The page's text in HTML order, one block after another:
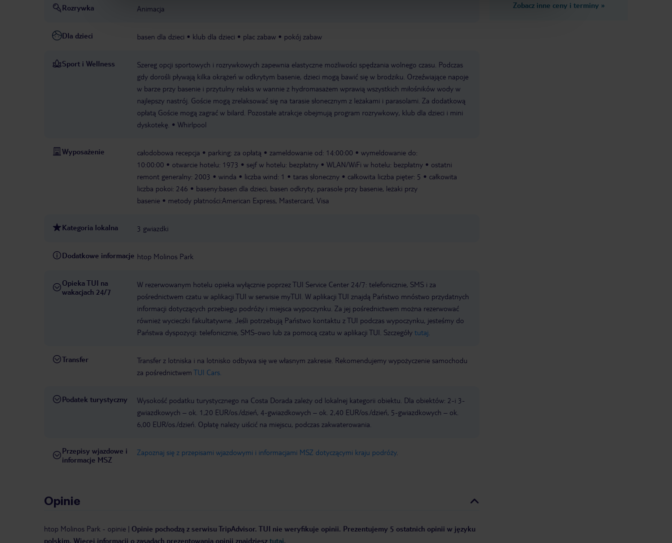
Rozrywka Animacja
Dla dzieci basen dla dzieci klub dla dzieci plac zabaw pokój zabaw
Sport i Wellness
Szereg opcji sportowych i rozrywkowych zapewnia elastyczne możliwości spędzania wolnego czasu. Podczas
gdy dorośli pływają kilka okrążeń w odkrytym basenie, dzieci mogą bawić się w brodziku. Orzeźwiające napoje
w barze przy basenie i przytulny relaks w wannie z hydromasażem wprawią wszystkich miłośników wody w
najlepszy nastrój. Goście mogą zrelaksować się na tarasie słonecznym z leżakami i parasolami. Za dodatkową
opłatą Goście mogą zagrać w bilard. Pozostałe atrakcje obejmują program rozrywkowy, klub dla dzieci i mini
dyskotekę.
Whirlpool
Wyposażenie całodobowa recepcja parking: za opłatą zameldowanie od: 14:00:00
wymeldowanie do:
10:00:00
otwarcie hotelu: 1973 sejf w hotelu: bezpłatny WLAN/WiFi w hotelu: bezpłatny
ostatni
remont generalny: 2003
winda liczba wind: 1 taras słoneczny całkowita liczba pięter: 5
całkowita
liczba pokoi: 246
baseny:basen dla dzieci, basen odkryty, parasole przy basenie, leżaki przy
basenie
metody płatności:American Express, Mastercard, Visa
Kategoria lokalna 3 gwiazdki
Dodatkowe informacje htop Molinos Park
Opieka TUI na
wakacjach 24/7
W rezerwowanym hotelu opieka wyłącznie poprzez TUI Service Center 24/7: telefonicznie, SMS i za
pośrednictwem czatu w aplikacji TUI w serwisie myTUI. W aplikacji TUI znajdą Państwo mnóstwo przydatnych
informacji dotyczących przebiegu podróży i miejsca wypoczynku. Za jej pośrednictwem można rezerwować
również wycieczki fakultatywne. Jeśli potrzebują Państwo kontaktu z TUI podczas wypoczynku, jesteśmy do
Państwa dyspozycji: telefonicznie, SMS-owo lub za pomocą czatu w aplikacji TUI. Szczegóły tutaj
Transfer
Transfer z lotniska i na lotnisko odbywa się we własnym zakresie. Rekomendujemy wypożyczenie samochodu
za pośrednictwem TUI Cars.
Podatek turystyczny
Wysokość podatku turystycznego na Costa Dorada zależy od lokalnej kategorii obiektu. Dla obiektów: 2-i 3-
gwiazdkowych – ok. 1,20 EUR/os./dzień, 4-gwiazdkowych – ok. 2,40 EUR/os./dzień, 5-gwiazdkowych – ok.
6,00 EUR/os./dzień. Opłatę należy uiścić na miejscu, podczas zakwaterowania.
Przepisy wjazdowe i
informacje MSZ
Zapoznaj się z przepisami wjazdowymi i informacjami MSZ dotyczącymi kraju podróży.
Opinie
htop Molinos Park - opinie | Opinie pochodzą z serwisu TripAdvisor. TUI nie weryfikuje opinii. Prezentujemy 5 ostatnich opinii w języku
polskim. Więcej informacji o zasadach prezentowania opinii znajdziesz tutaj.
Zobacz inne ceny i terminy »